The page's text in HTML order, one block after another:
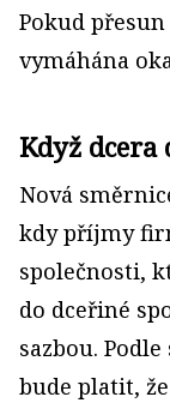
Pokud
vymá­hána
Když dcera
Nová
kdy příjmy
společnosti,
do dceřiné
sazbou.
bude platit,